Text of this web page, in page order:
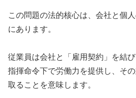
この問題の法的核心は、会社と個
にあります。
従業員は会社と「雇用契約」を結
指揮命令下で労働力を提供し、そ
取ることを意味します。